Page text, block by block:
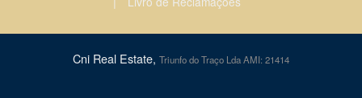
Cni Real Estate, Triunfo do Traço Lda AMI: 21414